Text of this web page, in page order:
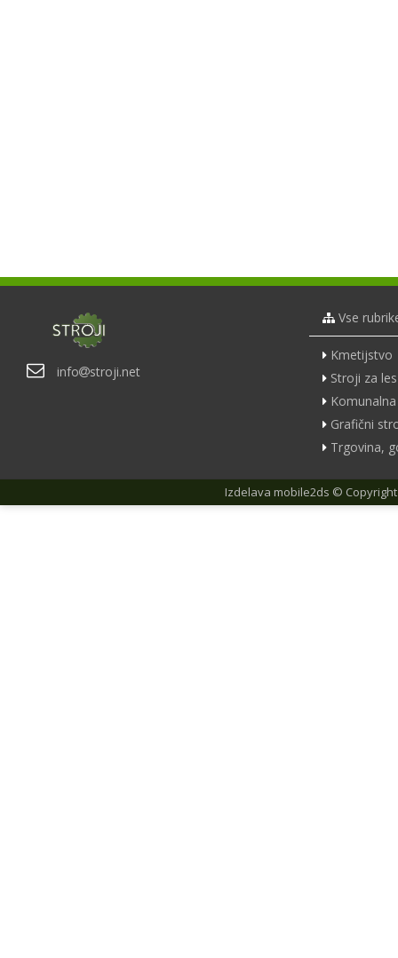
info stroji.net
Vse
Kmetijstvo
Stroji za les
Grafični
Trgovina,
Izdelava mobile2ds ©